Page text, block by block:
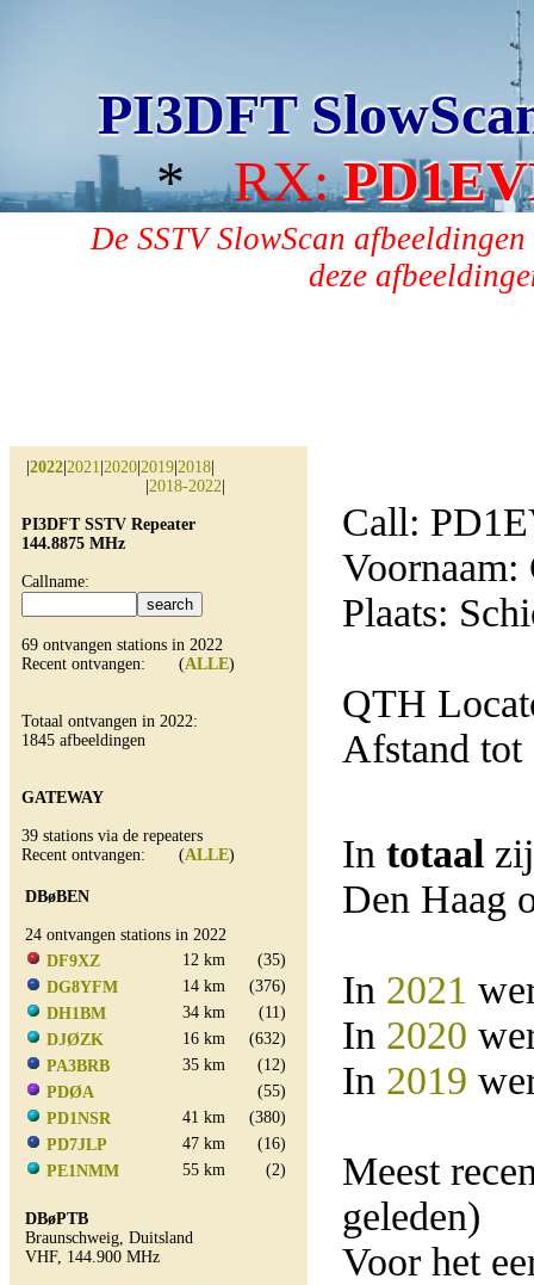
PI3DFT
*RX:
De SSTV SlowScan
deze
2022 2021 2020 2019 2018
2018-2022
PI3DFT SSTV Repeater
144.8875 MHz
Callname:
69 ontvangen stations in 2022
Recent ontvangen: (ALLE)
Totaal ontvangen in 2022:
1845 afbeeldingen
GATEWAY
39 stations via de repeaters
Recent ontvangen: (ALLE)
DBøBEN
24 ontvangen stations in 2022
DF9XZ
12 km
(35)
DG8YFM
14 km
(376)
DH1BM
34 km
(11)
DJØZK
16 km
(632)
PA3BRB
35 km
(12)
PDØA
(55)
PD1NSR
41 km
(380)
PD7JLP
47 km
(16)
PE1NMM
55 km (2)
DBøPTB
Braunschweig, Duitsland
VHF, 144.900 MHz
Call:
Voornaam:
Plaats:
QTH
Afstand tot
In totaal
Den Haag
In 2021
In 2020
In 2019
Meest
geleden)
Voor het